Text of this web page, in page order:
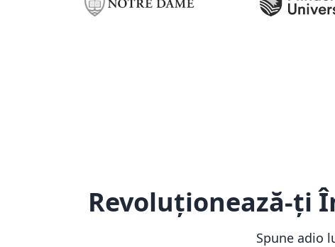
Revoluționează-ți
Spune adio